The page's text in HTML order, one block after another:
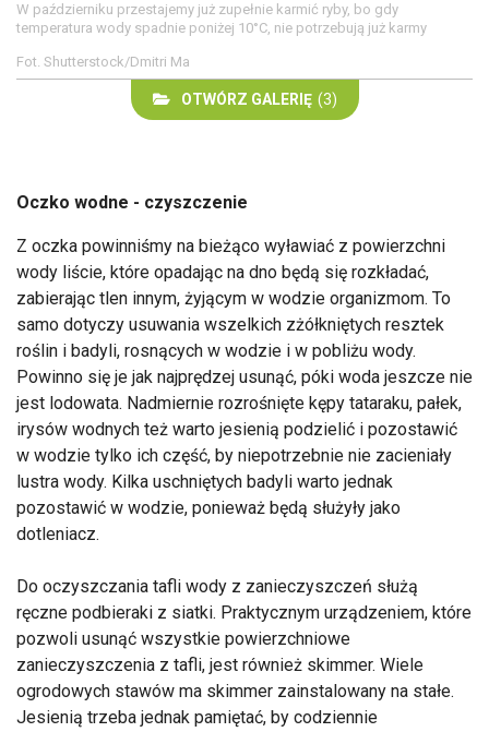
W październiku przestajemy już zupełnie karmić ryby, bo gdy
temperatura wody spadnie poniżej 10°C, nie potrzebują już karmy
Fot. Shutterstock/Dmitri Ma
OTWÓRZ GALERIĘ (3)
Oczko wodne - czyszczenie
Z oczka powinniśmy na bieżąco wyławiać z powierzchni
wody liście, które opadając na dno będą się rozkładać,
zabierając tlen innym, żyjącym w wodzie organizmom. To
samo dotyczy usuwania wszelkich zżółkniętych resztek
roślin i badyli, rosnących w wodzie i w pobliżu wody.
Powinno się je jak najprędzej usunąć, póki woda jeszcze nie
jest lodowata. Nadmiernie rozrośnięte kępy tataraku, pałek,
irysów wodnych też warto jesienią podzielić i pozostawić
w wodzie tylko ich część, by niepotrzebnie nie zacieniały
lustra wody. Kilka uschniętych badyli warto jednak
pozostawić w wodzie, ponieważ będą służyły jako
dotleniacz.
Do oczyszczania tafli wody z zanieczyszczeń służą
ręczne podbieraki z siatki. Praktycznym urządzeniem, które
pozwoli usunąć wszystkie powierzchniowe
zanieczyszczenia z tafli, jest również skimmer. Wiele
ogrodowych stawów ma skimmer zainstalowany na stałe.
Jesienią trzeba jednak pamiętać, by codziennie